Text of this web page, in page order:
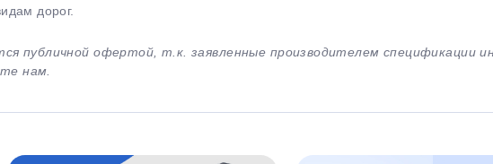
дорог.
публичной офертой, т.к. заявленные производителем спецификации
нам.